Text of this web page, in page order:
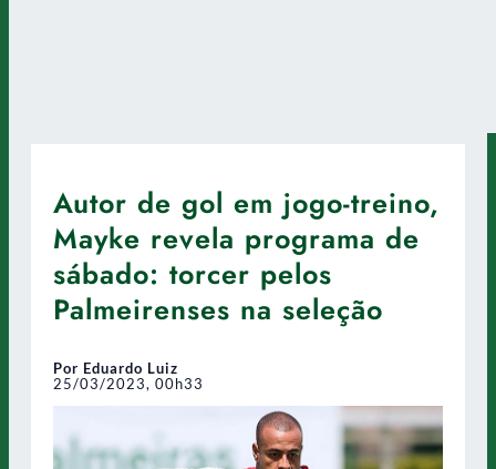
Autor de gol em jogo-treino,
Mayke revela programa de
sábado: torcer pelos
Palmeirenses na seleção
Por Eduardo Luiz
25/03/2023, 00h33